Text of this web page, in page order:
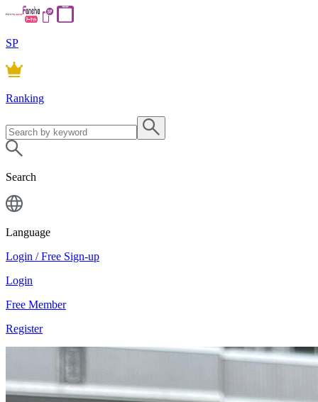
SP
Ranking
Search
Language
Login / Free Sign-up
Login
Free Member
Register